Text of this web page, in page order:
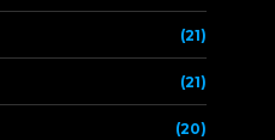
(21)
(21)
(20)